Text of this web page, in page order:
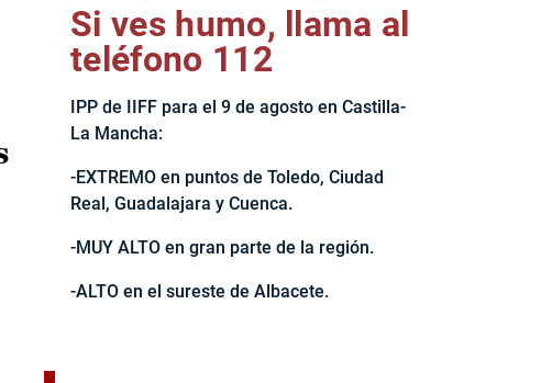
Si ves humo, llama al
teléfono 112
IPP de IIFF para el 9 de agosto en Castilla-
La Mancha:
-EXTREMO en puntos de Toledo, Ciudad
Real, Guadalajara y Cuenca.
-MUY ALTO en gran parte de la región.
-ALTO en el sureste de Albacete.